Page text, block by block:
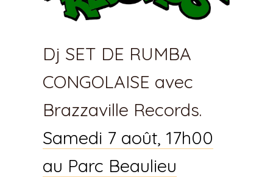
Dj SET DE RUMBA
CONGOLAISE avec
Brazzaville Records.
Samedi 7 août, 17h00
au Parc Beaulieu